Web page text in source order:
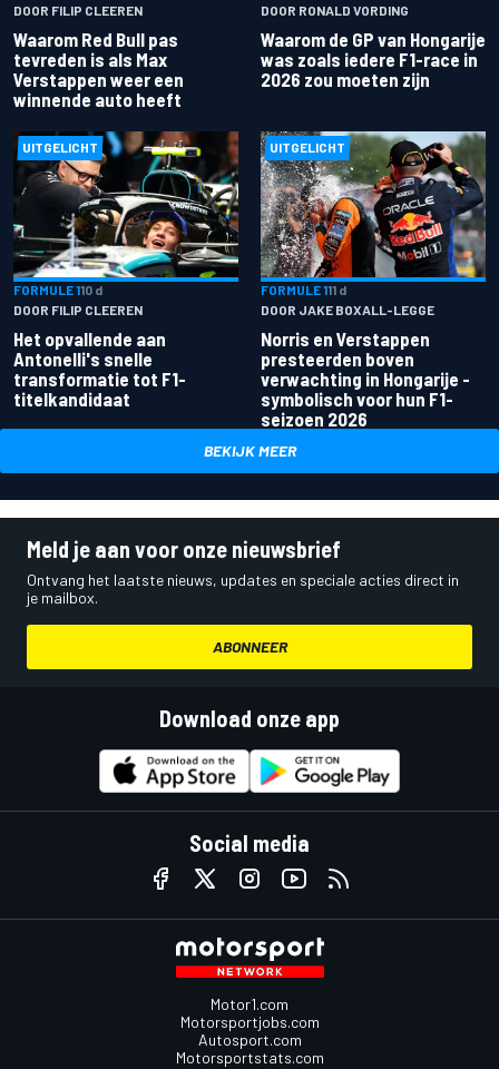
DOOR FILIP CLEEREN
Waarom Red Bull pas
tevreden is als Max
Verstappen weer een
winnende auto heeft
DOOR RONALD VORDING
Waarom de GP van Hongarije
was zoals iedere F1-race in
2026 zou moeten zijn
UITGELICHT
FORMULE 110 d
DOOR FILIP CLEEREN
Het opvallende aan
Antonelli's snelle
transformatie tot F1-
titelkandidaat
UITGELICHT
FORMULE 111 d
DOOR JAKE BOXALL-LEGGE
Norris en Verstappen
presteerden boven
verwachting in Hongarije -
symbolisch voor hun F1-
seizoen 2026
BEKIJK MEER
Meld je aan voor onze nieuwsbrief
Ontvang het laatste nieuws, updates en speciale acties direct in
je mailbox.
ABONNEER
Download onze app
Social media
Motor1.com
Motorsportjobs.com
Autosport.com
Motorsportstats.com